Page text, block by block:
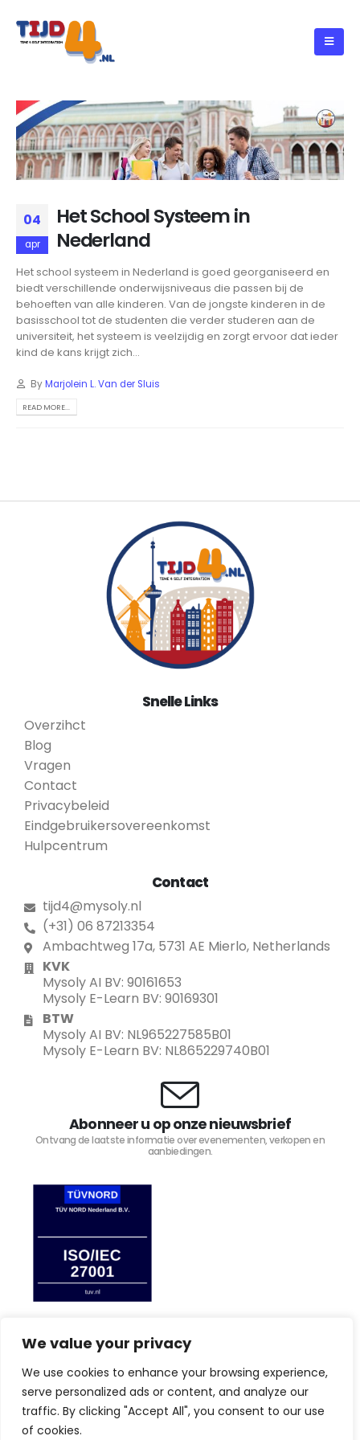
We value your privacy
We use cookies to enhance your browsing experience,
serve personalized ads or content, and analyze our
traffic. By clicking "Accept All", you consent to our use
of cookies.
04
apr
Het School Systeem in
Nederland
Het school systeem in Nederland is goed georganiseerd en
biedt verschillende onderwijsniveaus die passen bij de
behoeften van alle kinderen. Van de jongste kinderen in de
basisschool tot de studenten die verder studeren aan de
universiteit, het systeem is veelzijdig en zorgt ervoor dat ieder
kind de kans krijgt zich...
ByMarjolein L. Van der Sluis
READ MORE...
Snelle Links
Overzihct
Blog
Vragen
Contact
Privacybeleid
Eindgebruikersovereenkomst
Hulpcentrum
Contact
tijd4@mysoly.nl
(+31) 06 87213354
Ambachtweg 17a, 5731 AE Mierlo, Netherlands
KVK
Mysoly AI BV: 90161653
Mysoly E-Learn BV: 90169301
BTW
Mysoly AI BV: NL965227585B01
Mysoly E-Learn BV: NL865229740B01
Abonneer u op onze nieuwsbrief
Ontvang de laatste informatie over evenementen, verkopen en
aanbiedingen.
TIJD4 © Copyright 2023. Alle rechten voorbehouden.